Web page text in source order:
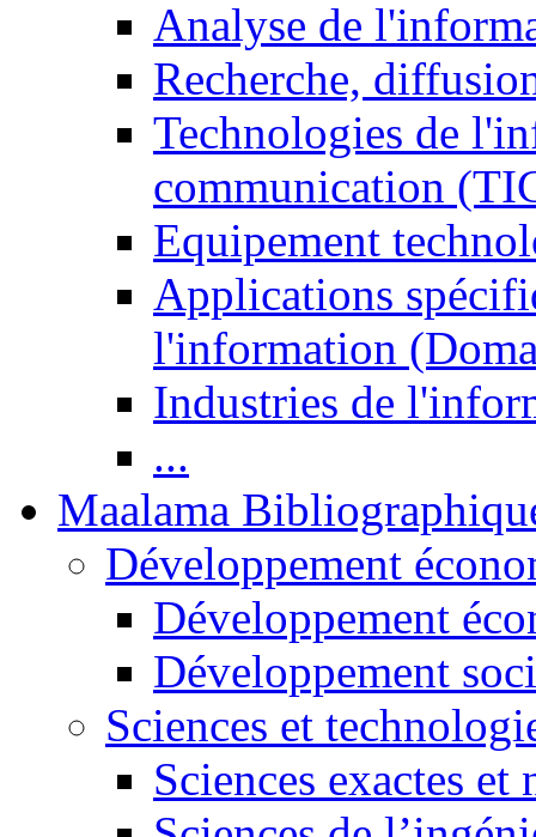
Analyse de
Recherche,
Technologies de
communication
Equipement
Applications
l'information
Industries de
...
Maalama
Développement
Développement
Développement
Sciences et
Sciences exactes et